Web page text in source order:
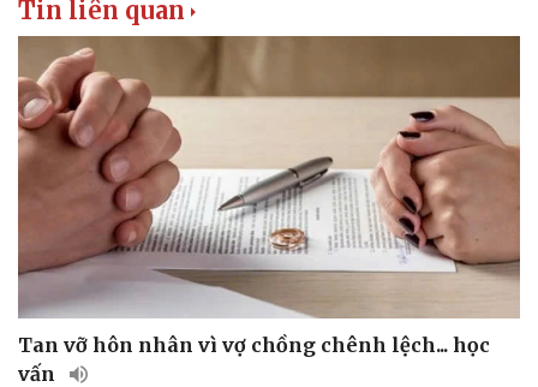
Doanh nghiệp
Thông tin doanh nghiệp
Doanh nghiệp 24h
Doanh nhân
Vì cộng đồng
Chuyển đổi số
Tin liên quan
Tan vỡ hôn nhân vì vợ chồng chênh lệch... học
vấn